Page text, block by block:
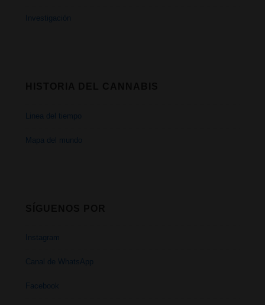
Investigación
Linea del tiempo
Mapa del mundo
Instagram
Canal de WhatsApp
Facebook